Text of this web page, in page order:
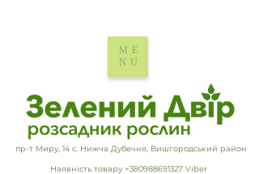
пр-т Миру, 14 с. Нижча Дубечня, Вишгородський район
Наявність товару +380988691327 Viber
ME
NU